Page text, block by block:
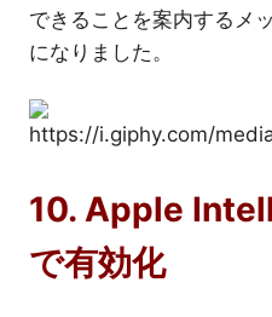
できることを案内するメ
になりました。
10. Apple
で有効化